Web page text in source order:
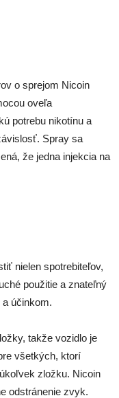
o sprejom Nicoin
oveľa
potrebu nikotínu a
Spray sa
že jedna injekcia na
nielen spotrebiteľov,
použitie a znateľný
účinkom.
takže vozidlo je
všetkých, ktorí
zložku. Nicoin
odstránenie zvyk.